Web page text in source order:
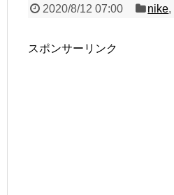
2020/8/12 07:00 nike,
スポンサーリンク